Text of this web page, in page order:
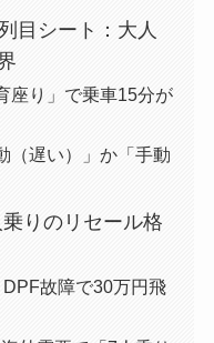
目シート：大人
座り」で乗車15分が
（遅い）」か「手動
りのリセール格
故障で30万円飛